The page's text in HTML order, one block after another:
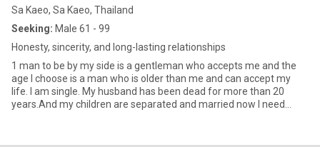
Sa Kaeo, Sa Kaeo, Thailand
Seeking: Male 61 - 99
Honesty, sincerity, and long-lasting relationships
1 man to be by my side is a gentleman who accepts me and the
age I choose is a man who is older than me and can accept my
life. I am single. My husband has been dead for more than 20
years.And my children are separated and married now I need